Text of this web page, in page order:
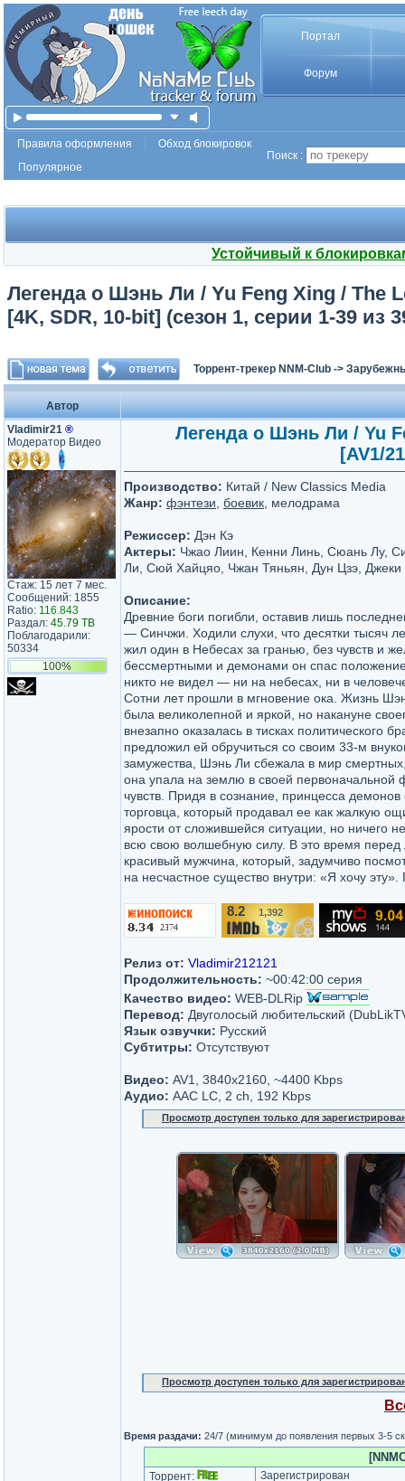
Портал
Форум
Правила оформления
Обход блокировок
Популярное
Поиск :
Устойчивый к
Легенда о Шэнь Ли / Yu Feng Xing / The
[4K, SDR, 10-bit] (сезон 1, серии 1-39 из
Торрент-трекер NNM-Club ->
Автор
Vladimir21 ®
Модератор Видео
Стаж: 15 лет 7 мес.
Сообщений: 1855
Ratio: 116.843
Раздал: 45.79 TB
Поблагодарили:
50334
100%
Легенда о Шэнь Ли / Yu
[AV1/
Производство: Китай / New Classics Media
Жанр: фэнтези боевик , мелодрама
Режиссер: Дэн Кэ
Актеры: Чжао Лиин, Кенни Линь, Сюань Лу,
Ли, Сюй Хайцяо, Чжан Тяньян, Дун Цзэ, Джеки
Описание:
Древние боги погибли, оставив лишь
— Синчжи. Ходили слухи, что десятки тысяч
жил один в Небесах за гранью, без чувств и
бессмертными и демонами он спас
никто не видел — ни на небесах, ни в
Сотни лет прошли в мгновение ока. Жизнь
была великолепной и яркой, но накануне
внезапно оказалась в тисках политического
предложил ей обручиться со своим 33-м
замужества, Шэнь Ли сбежала в мир смертных,
она упала на землю в своей
чувств. Придя в сознание, принцесса
торговца, который продавал ее как жалкую
ярости от сложившейся ситуации, но ничего
всю свою волшебную силу. В это время перед
красивый мужчина, который, задумчиво
на несчастное существо внутри: «Я хочу
8.2 1,392
Релиз от: Vladimir212121
Продолжительность: ~00:42:00 серия
Качество видео: WEB-DLRip
Перевод: Двуголосый любительский
Язык озвучки: Русский
Субтитры: Отсутствуют
Видео: AV1, 3840x2160, ~4400 Kbps
Аудио: AAC LC, 2 ch, 192 Kbps
Просмотр доступен только для
Просмотр доступен только для
Время раздачи: 24/7 (минимум до появления первых 3-5
Торрент:
Зарегистрирован